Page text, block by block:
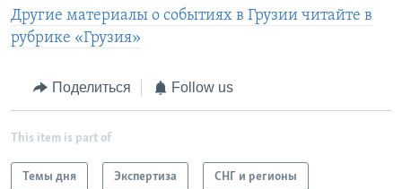
Другие материалы о событиях в Грузии читайте в
рубрике «Грузия»
Поделиться Follow us
This item is part of
Темы дня Экспертиза СНГ и регионы